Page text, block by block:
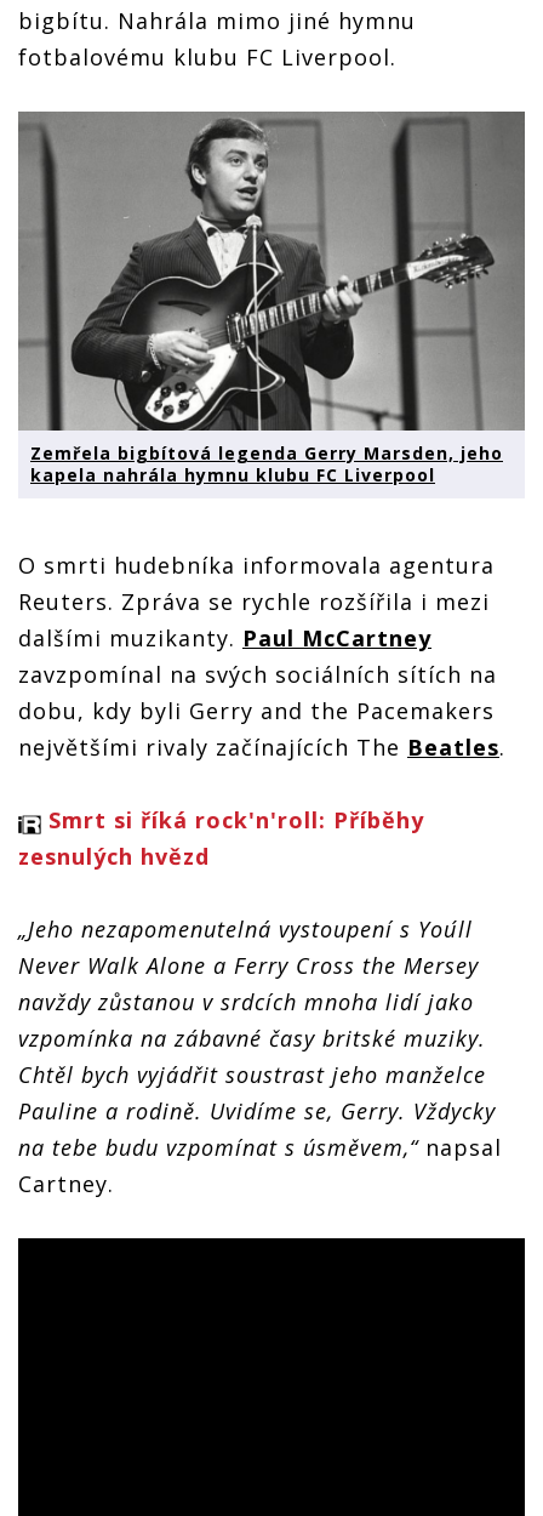
bigbítu. Nahrála mimo jiné hymnu
fotbalovému klubu FC Liverpool.
Zemřela bigbítová legenda Gerry Marsden, jeho
kapela nahrála hymnu klubu FC Liverpool
O smrti hudebníka informovala agentura
Reuters. Zpráva se rychle rozšířila i mezi
dalšími muzikanty. Paul McCartney
zavzpomínal na svých sociálních sítích na
dobu, kdy byli Gerry and the Pacemakers
největšími rivaly začínajících The Beatles.
Smrt si říká rock'n'roll: Příběhy
zesnulých hvězd
„Jeho nezapomenutelná vystoupení s You´ll
Never Walk Alone a Ferry Cross the Mersey
navždy zůstanou v srdcích mnoha lidí jako
vzpomínka na zábavné časy britské muziky.
Chtěl bych vyjádřit soustrast jeho manželce
Pauline a rodině. Uvidíme se, Gerry. Vždycky
na tebe budu vzpomínat s úsměvem,“napsal
Cartney.